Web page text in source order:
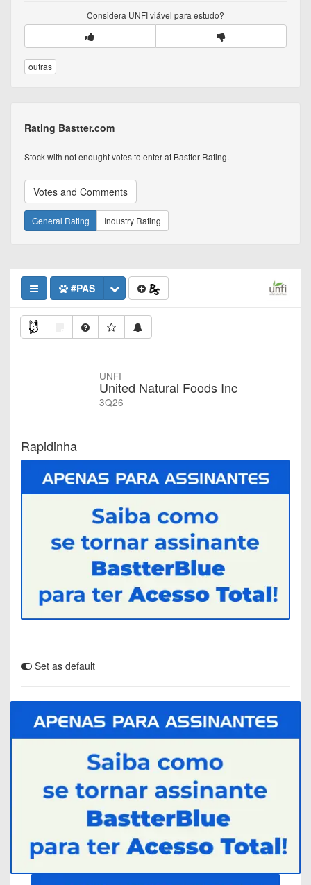
Considera UNFIviável para estudo?
outras
Rating Bastter.com
Stock with not enought votes to enter at Bastter Rating.
Votes and Comments
General Rating Industry Rating
#PAS
UNFI
United Natural Foods Inc
3Q26
Rapidinha
Set as default